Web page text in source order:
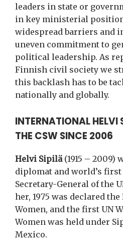
leaders in state or
in key ministerial
widespread barriers and
uneven commitment to
political leadership. As
Finnish civil society we
this backlash has to be
nationally and globally.
INTERNATIONAL HELVI
THE CSW SINCE 2006
Helvi Sipilä(1915 – 2009)
diplomat and world’s
Secretary-General of the
her, 1975 was declared
Women, and the first UN
Women was held under
Mexico.